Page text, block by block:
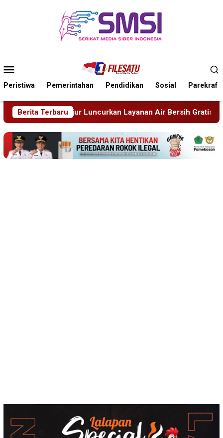
Mobile
Peristiwa Pemerintahan Pendidikan Sosial Parekraf
Berita Terbaru
Layanan Air Bersih Gratis Atasi Krisis Kemarau